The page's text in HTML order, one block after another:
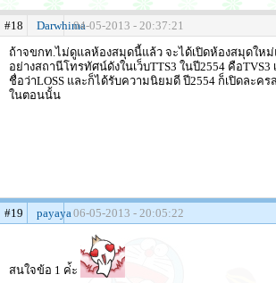
#18 Darwhima04-05-2013 - 20:37:21
ถ้าจขกท.ไม่ดูแลห้องสมุดนี้แล้ว จะได้เปิดห้องสมุดใหม่
อย่างสถานีโทรทัศน์ดังในเว็บTTS3 ในปี2554 คือTVS3
ชื่อว่าLOSS และก็ได้รับความนิยมดี ปี2554 ก็เปิดละค
ในตอนนั้น
#19 payaya06-05-2013 - 20:05:22
สนใจข้อ 1 ค่้ะ